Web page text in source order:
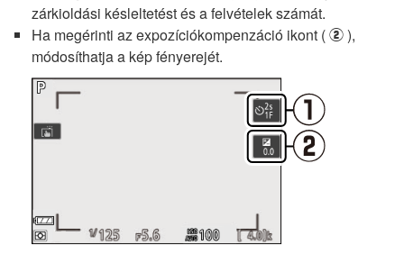
zárkioldási késleltetést és a felvételek számát.
Ha megérinti az expozíciókompenzáció ikont ( w ),
módosíthatja a kép fényerejét.